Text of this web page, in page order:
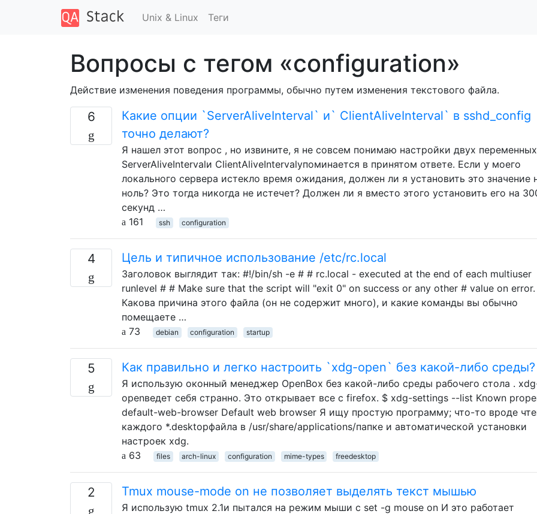
Unix & Linux Теги
Вопросы с тегом «configuration»
Действие изменения поведения программы, обычно путем изменения текстового файла.
6
Какие опции `ServerAliveInterval` и` ClientAliveInterval` в sshd_config
точно делают?
Я нашел этот вопрос , но извините, я не совсем понимаю настройки двух переменных
ServerAliveIntervalи ClientAliveIntervalупоминается в принятом ответе. Если у моего
локального сервера истекло время ожидания, должен ли я установить это значение
ноль? Это тогда никогда не истечет? Должен ли я вместо этого установить его на
секунд …
161
ssh configuration
4 Цель и типичное использование /etc/rc.local
Заголовок выглядит так: #!/bin/sh -e # # rc.local - executed at the end of each multiuser
runlevel # # Make sure that the script will "exit 0" on success or any other # value on error.
Какова причина этого файла (он не содержит много), и какие команды вы обычно
помещаете …
73
debian configuration startup
5 Как правильно и легко настроить `xdg-open` без какой-либо среды?
Я использую оконный менеджер OpenBox без какой-либо среды рабочего стола .
openведет себя странно. Это открывает все с firefox. $ xdg-settings --list Known
default-web-browser Default web browser Я ищу простую программу; что-то вроде
каждого *.desktopфайла в /usr/share/applications/папке и автоматической установки
настроек xdg.
63
files arch-linux configuration mime-types freedesktop
2 Tmux mouse-mode on не позволяет выделять текст мышью
Я использую tmux 2.1и пытался на режим мыши с set -g mouse on И это работает